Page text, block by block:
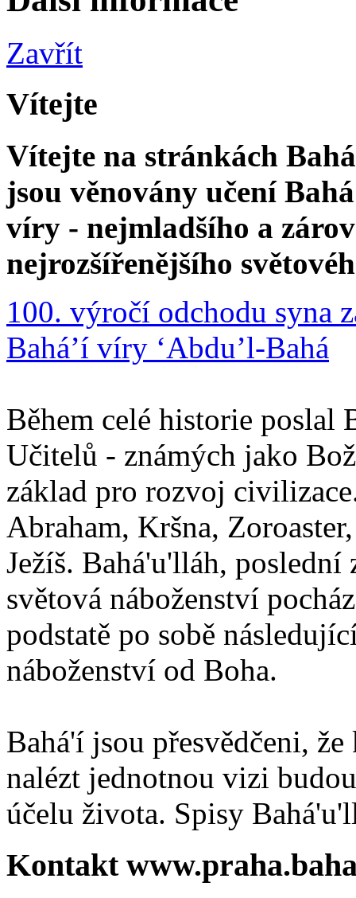
Zavřít
Vítejte
Vítejte na stránkách
jsou věnovány učení
víry - nejmladšího a
nejrozšířenějšího
100. výročí odchodu syna
Bahá’í víry ‘Abdu’l-Bahá
Během celé historie poslal
Učitelů - známých jako
základ pro rozvoj
Abraham, Kršna,
Ježíš. Bahá'u'lláh,
světová náboženství
podstatě po sobě
náboženství od Boha.
Bahá'í jsou přesvědčeni,
nalézt jednotnou vizi
účelu života. Spisy
Kontakt